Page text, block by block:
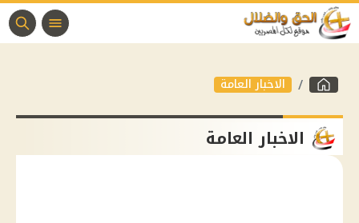
الاخبار العامة
الاخبار العامة